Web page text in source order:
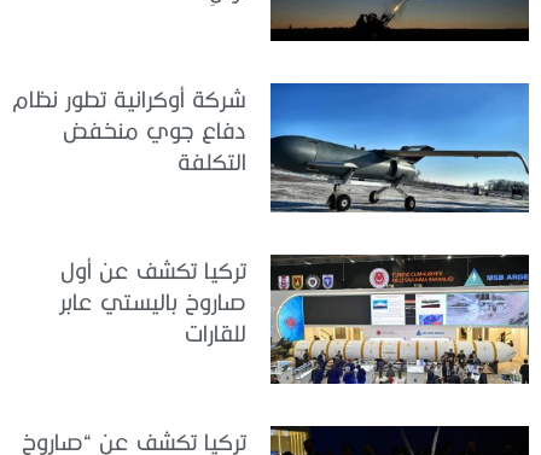
شركة أوكرانية تطور نظام
دفاع جوي منخفض
التكلفة
تركيا تكشف عن أول
صاروخ باليستي عابر
للقارات
تركيا تكشف عن “صاروخ